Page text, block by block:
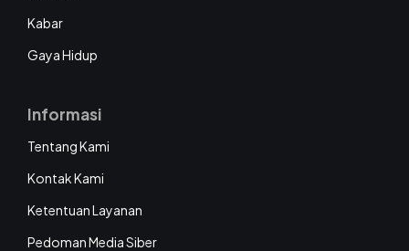
Kabar
Gaya Hidup
Informasi
Tentang Kami
Kontak Kami
Ketentuan Layanan
Pedoman Media Siber